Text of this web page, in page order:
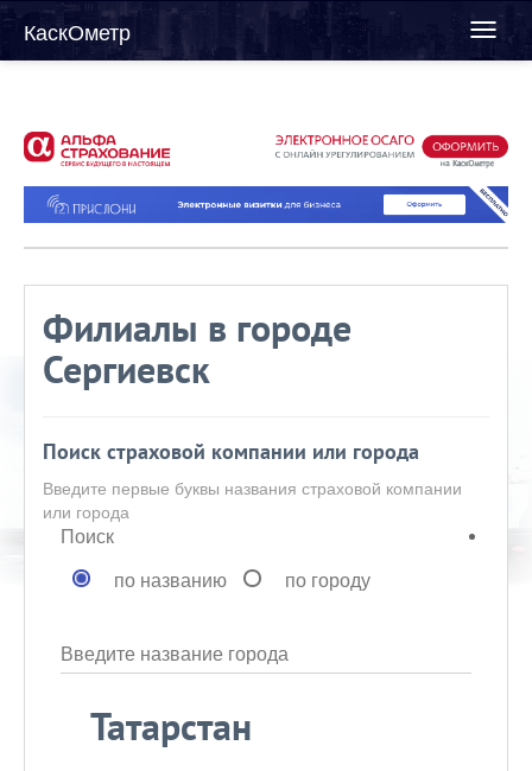
Toggle
КаскОметр
Филиалы в городе
Сергиевск
Поиск страховой компании или города
Введите первые буквы названия страховой компании
или города
Поиск
по названию
по городу
Введите название города
Татарстан